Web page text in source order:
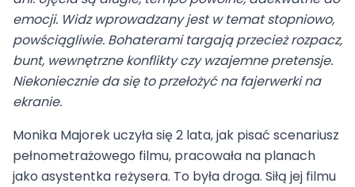
emocji. Widz wprowadzany jest w temat stopniowo,
powściągliwie. Bohaterami targają przecież rozpacz,
bunt, wewnętrzne konflikty czy wzajemne pretensje.
Niekoniecznie da się to przełożyć na fajerwerki na
ekranie.
Monika Majorek uczyła się 2 lata, jak pisać scenariusz
pełnometrażowego filmu, pracowała na planach
jako asystentka reżysera. To była droga. Siłą jej filmu